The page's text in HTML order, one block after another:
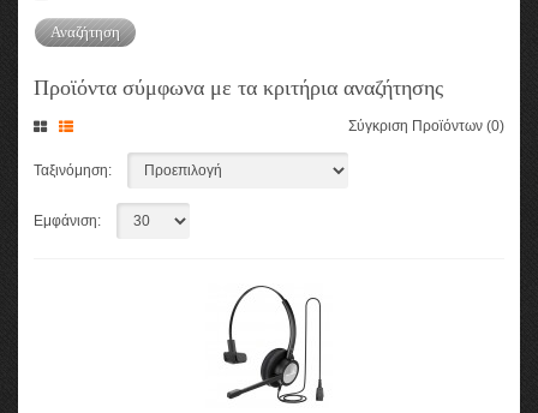
Προϊόντα σύμφωνα με τα κριτήρια αναζήτησης
Σύγκριση Προϊόντων (0)
Ταξινόμηση:
Εμφάνιση: